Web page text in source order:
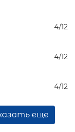
4/12
4/12
4/12
еще